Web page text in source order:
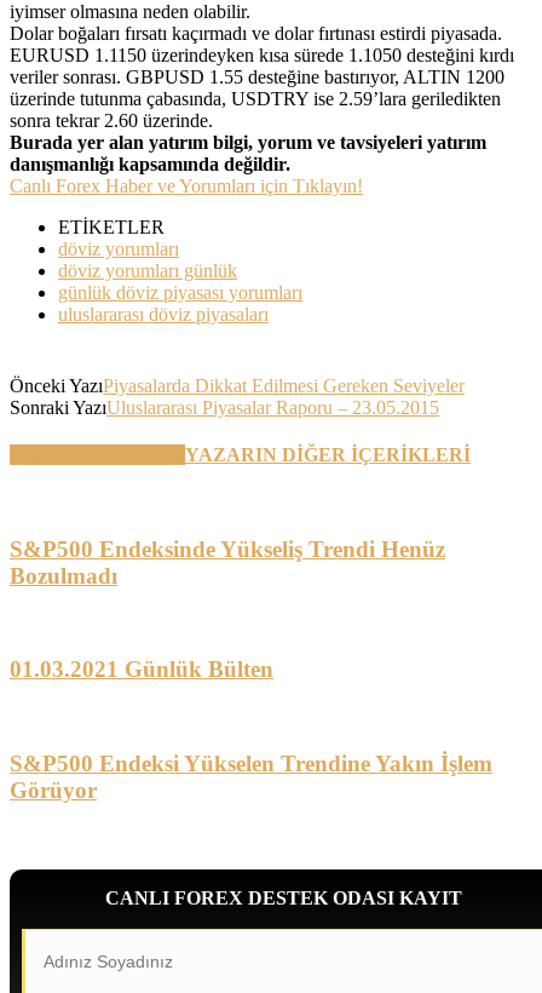
iyimser olmasına neden olabilir.
Dolar boğaları fırsatı kaçırmadı ve dolar fırtınası estirdi piyasada.
EURUSD 1.1150 üzerindeyken kısa sürede 1.1050 desteğini kırdı
veriler sonrası. GBPUSD 1.55 desteğine bastırıyor, ALTIN 1200
üzerinde tutunma çabasında, USDTRY ise 2.59’lara geriledikten
sonra tekrar 2.60 üzerinde.
Burada yer alan yatırım bilgi, yorum ve tavsiyeleri yatırım
danışmanlığı kapsamında değildir.
Canlı Forex Haber ve Yorumları için Tıklayın!
ETİKETLER
döviz yorumları
döviz yorumları günlük
günlük döviz piyasası yorumları
uluslararası döviz piyasaları
Önceki YazıPiyasalarda Dikkat Edilmesi Gereken Seviyeler
Sonraki YazıUluslararası Piyasalar Raporu – 23.05.2015
YAZARIN DİĞER İÇERİKLERİ
S&P500 Endeksinde Yükseliş Trendi Henüz
Bozulmadı
01.03.2021 Günlük Bülten
S&P500 Endeksi Yükselen Trendine Yakın İşlem
Görüyor
CANLI FOREX DESTEK ODASI KAYIT